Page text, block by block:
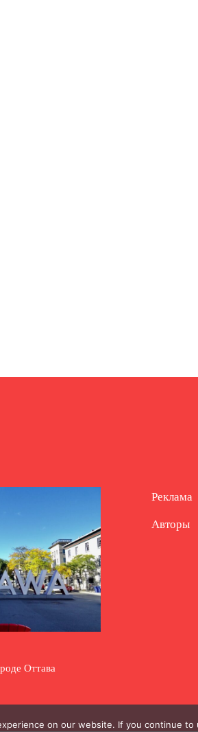
Оттава
Реклама
Авторы
on our website. If you continue